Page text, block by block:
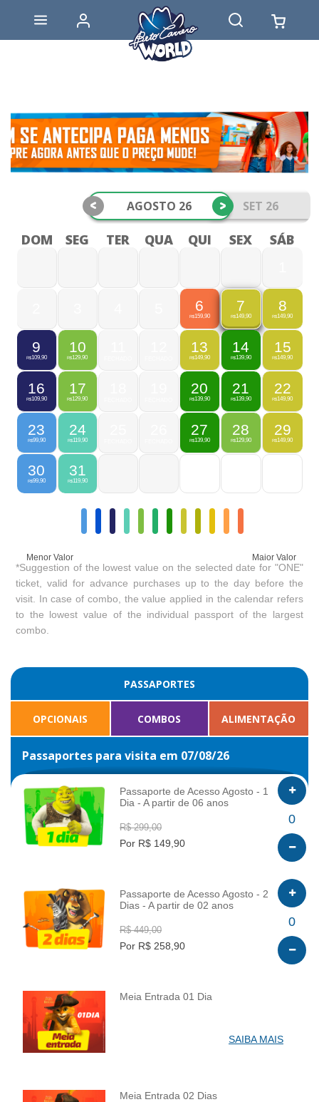
AGOSTO 26 SET 26
< >
DOM SEG TER QUA QUI SEX SÁB
6
R$159,90
7
R$149,90
8
R$149,90
9
R$109,90
10
R$129,90
13
R$149,90
14
R$139,90
15
R$149,90
16
R$109,90
17
R$129,90
20
R$139,90
21
R$139,90
22
R$149,90
23
R$99,90
24
R$119,90
27
R$139,90
28
R$129,90
29
R$149,90
30
R$99,90
31
R$119,90
Menor Valor Maior Valor
*Suggestion of the lowest value on the selected date for "ONE"
ticket, valid for advance purchases up to the day before the
visit. In case of combo, the value applied in the calendar refers
to the lowest value of the individual passport of the largest
combo.
PASSAPORTES
OPCIONAIS COMBOS ALIMENTAÇÃO
Passaportes para visita em 07/08/26
INFO
Passaporte de Acesso Agosto - 1
Dia - A partir de 06 anos
R$ 299,00
Por R$ 149,90
0
INFO
Passaporte de Acesso Agosto - 2
Dias - A partir de 02 anos
R$ 449,00
Por R$ 258,90
0
INFO
Meia Entrada 01 Dia
SAIBA MAIS
Meia Entrada 02 Dias